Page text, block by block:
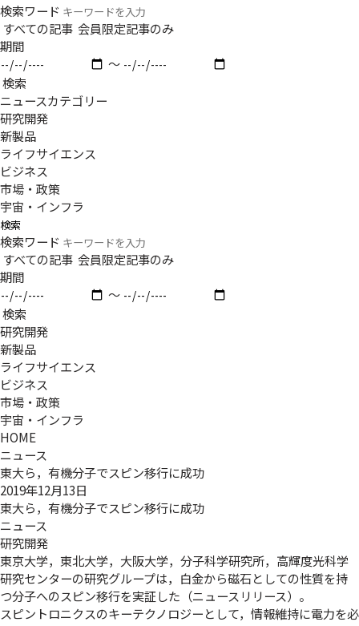
検索ワード
すべての記事 会員限定記事のみ
期間
〜
検索
ニュースカテゴリー
研究開発
新製品
ライフサイエンス
ビジネス
市場・政策
宇宙・インフラ
検索
検索ワード
すべての記事 会員限定記事のみ
期間
〜
検索
研究開発
新製品
ライフサイエンス
ビジネス
市場・政策
宇宙・インフラ
HOME
ニュース
東大ら，有機分子でスピン移行に成功
2019年12月13日
東大ら，有機分子でスピン移行に成功
ニュース
研究開発
東京大学，東北大学，大阪大学，分子科学研究所，高輝度光科学
研究センターの研究グループは，白金から磁石としての性質を持
つ分子へのスピン移行を実証した（ニュースリリース）。
スピントロニクスのキーテクノロジーとして，情報維持に電力を必